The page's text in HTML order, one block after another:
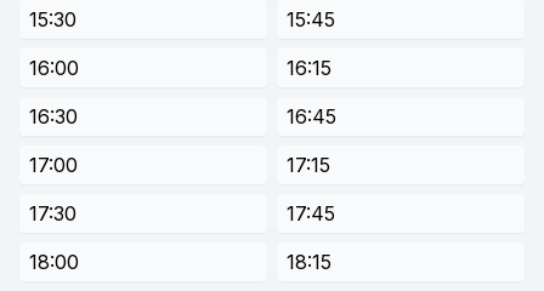
15:30
15:45
16:00
16:15
16:30
16:45
17:00
17:15
17:30
17:45
18:00
18:15